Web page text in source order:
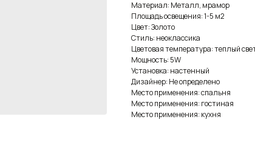
Материал: Металл, мрамор
Площадь освещения: 1-5 м2
Цвет: Золото
Стиль: неоклассика
Цветовая температура: теплый
Мощность: 5W
Установка: настенный
Дизайнер: Не определено
Место применения: спальня
Место применения: гостиная
Место применения: кухня